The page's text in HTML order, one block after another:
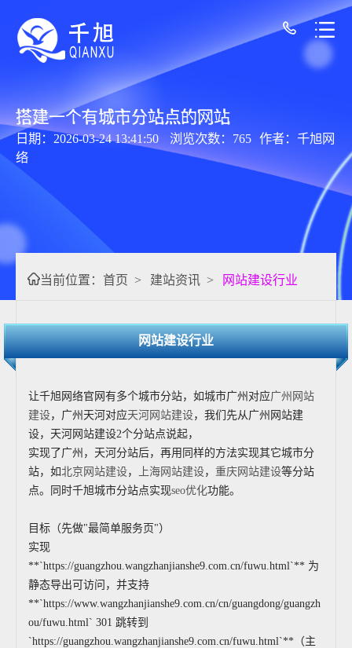
搭建一个有城市分站点的网站
日期：2026-03-24 13:41:50 浏览次数：765 作者：千旭网
络
当前位置： 首页 > 建站资讯 > 网站建设行业
网站建设行业
让千旭网络官网有多个城市分站，如城市广州对应广州网站
建设，广州天河对应天河网站建设，我们先从广州网站建
设，天河网站建设2个分站点说起，
实现了广州，天河分站后，再用同样的方法实现其它城市分
站，如北京网站建设， 上海网站建设， 重庆网站建设等分站
点。同时千旭城市分站点实现seo优化功能。
目标（先做"最简单服务页"）
实现
**`https://guangzhou.wangzhanjianshe9.com.cn/fuwu.html`** 为
静态导出可访问，并支持
**`https://www.wangzhanjianshe9.com.cn/cn/guangdong/guangzh
ou/fuwu.html` 301 跳转到
`https://guangzhou.wangzhanjianshe9.com.cn/fuwu.html`**（主